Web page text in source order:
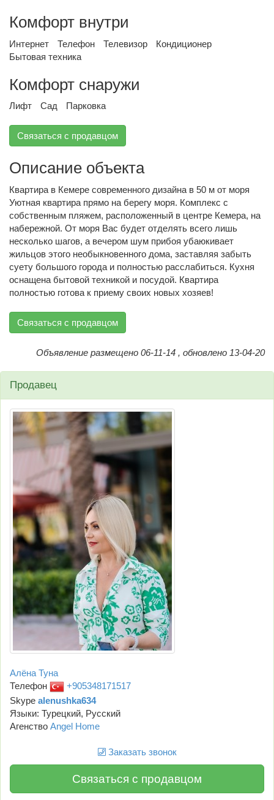
Комфорт внутри
Интернет Телефон Телевизор
Кондиционер
Бытовая техника
Комфорт снаружи
Лифт Сад Парковка
Связаться с продавцом
Описание объекта
Квартира в Кемере современного дизайна в 50 м от моря
Уютная квартира прямо на берегу моря. Комплекс с
собственным пляжем, расположенный в центре Кемера, на
набережной. От моря Вас будет отделять всего лишь
несколько шагов, а вечером шум прибоя убаюкивает
жильцов этого необыкновенного дома, заставляя забыть
суету большого города и полностью расслабиться. Кухня
оснащена бытовой техникой и посудой. Квартира
полностью готова к приему своих новых хозяев!
Связаться с продавцом
Объявление размещено 06-11-14 , обновлено 13-04-20
Продавец
Алёна Туна
Телефон
+905348171517
Skype alenushka634
Языки: Турецкий, Русский
Агенство Angel Home
Заказать звонок
Связаться с продавцом